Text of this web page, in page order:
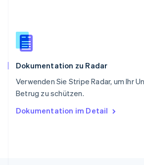
Dokumentation zu Radar
Verwenden Sie Stripe Radar, um Ihr
Betrug zu schützen.
Dokumentation im Detail
English
Spanien
Thailand
Tschechische Republik
English
English